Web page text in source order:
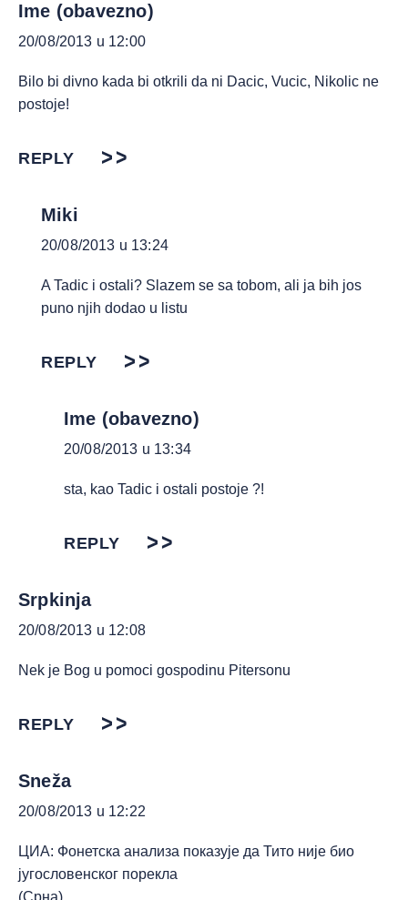
Ime (obavezno)
20/08/2013 u 12:00
Bilo bi divno kada bi otkrili da ni Dacic, Vucic, Nikolic ne
postoje!
REPLY
Miki
20/08/2013 u 13:24
A Tadic i ostali? Slazem se sa tobom, ali ja bih jos
puno njih dodao u listu
REPLY
Ime (obavezno)
20/08/2013 u 13:34
sta, kao Tadic i ostali postoje ?!
REPLY
Srpkinja
20/08/2013 u 12:08
Nek je Bog u pomoci gospodinu Pitersonu
REPLY
Sneža
20/08/2013 u 12:22
ЦИА: Фонетска анализа показује да Тито није био
југословенског порекла
(Срна)